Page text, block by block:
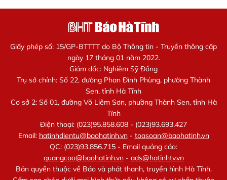
Giấy phép số: 15/GP-BTTTT do Bộ Thông tin - Truyền thông cấp
ngày 17 tháng 01 năm 2022.
Giám đốc: Nghiêm Sỹ Đống
Trụ sở chính: Số 22, đường Phan Đình Phùng, phường Thành
Sen, tỉnh Hà Tĩnh
Cơ sở 2: Số 01, đường Võ Liêm Sơn, phường Thành Sen, tỉnh Hà
Tĩnh
Điện thoại: (023)95.858.608 - (023)93.693.427
Email: hatinhdientu@baohatinh.vn- toasoan@baohatinh.vn
QC: (023)93.856.715 - Email quảng cáo:
quangcao@baohatinh.vn- ads@hatinhtv.vn
Bản quyền thuộc về Báo và phát thanh, truyền hình Hà Tĩnh.